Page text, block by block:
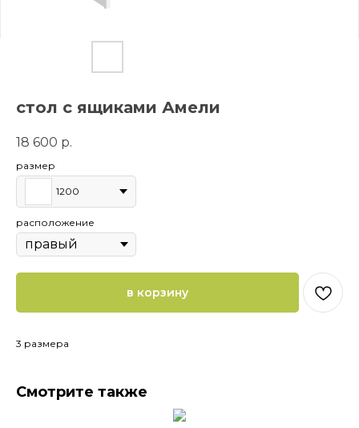
стол с ящиками Амели
18 600 р.
размер
1200
расположение
в корзину
3 размера
Смотрите также